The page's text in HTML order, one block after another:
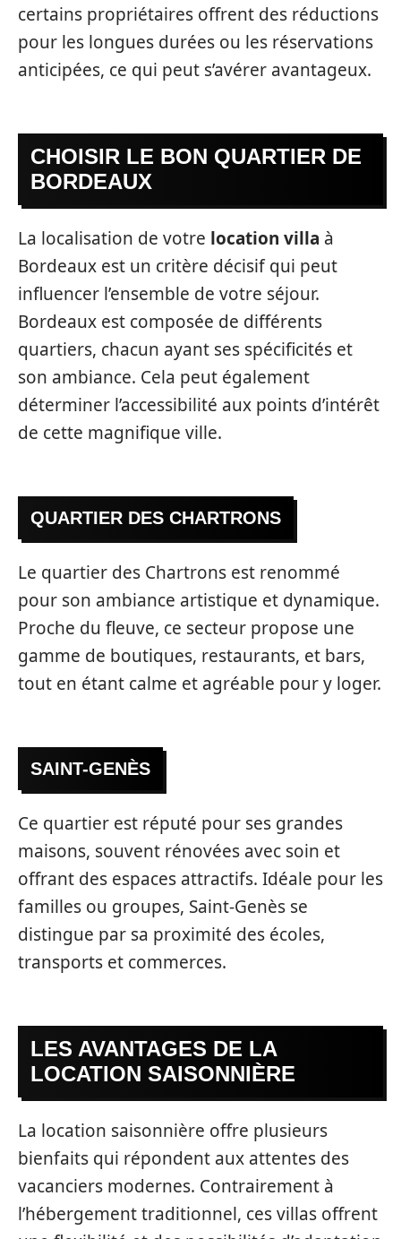
certains propriétaires offrent des réductions
pour les longues durées ou les réservations
anticipées, ce qui peut s’avérer avantageux.
CHOISIR LE BON QUARTIER DE
BORDEAUX
La localisation de votre location villa à
Bordeaux est un critère décisif qui peut
influencer l’ensemble de votre séjour.
Bordeaux est composée de différents
quartiers, chacun ayant ses spécificités et
son ambiance. Cela peut également
déterminer l’accessibilité aux points d’intérêt
de cette magnifique ville.
QUARTIER DES CHARTRONS
Le quartier des Chartrons est renommé
pour son ambiance artistique et dynamique.
Proche du fleuve, ce secteur propose une
gamme de boutiques, restaurants, et bars,
tout en étant calme et agréable pour y loger.
SAINT-GENÈS
Ce quartier est réputé pour ses grandes
maisons, souvent rénovées avec soin et
offrant des espaces attractifs. Idéale pour les
familles ou groupes, Saint-Genès se
distingue par sa proximité des écoles,
transports et commerces.
LES AVANTAGES DE LA
LOCATION SAISONNIÈRE
La location saisonnière offre plusieurs
bienfaits qui répondent aux attentes des
vacanciers modernes. Contrairement à
l’hébergement traditionnel, ces villas offrent